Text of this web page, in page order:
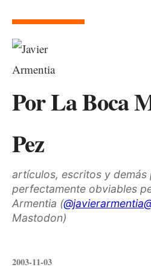
Por La Boca
Pez
artículos, escritos y demás
perfectamente obviables
Armentia (
Mastodon)
2003-11-03